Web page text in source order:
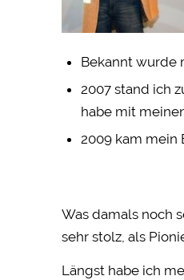
Bekannt wurde
2007 stand ich
habe mit
2009 kam mein
Was damals noch
sehr stolz, als
Längst habe ich